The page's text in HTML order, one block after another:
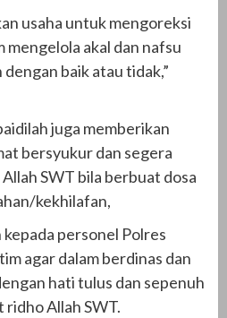
usaha untuk mengoreksi
mengelola akal dan nafsu
baik atau tidak,”
juga memberikan
bersyukur dan segera
SWT bila berbuat dosa
kekhilafan,
personel Polres
agar dalam berdinas dan
hati tulus dan sepenuh
ridho Allah SWT.